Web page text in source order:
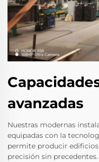
avanzadas
Nuestras modernas
equipadas con la
permite producir
precisión sin